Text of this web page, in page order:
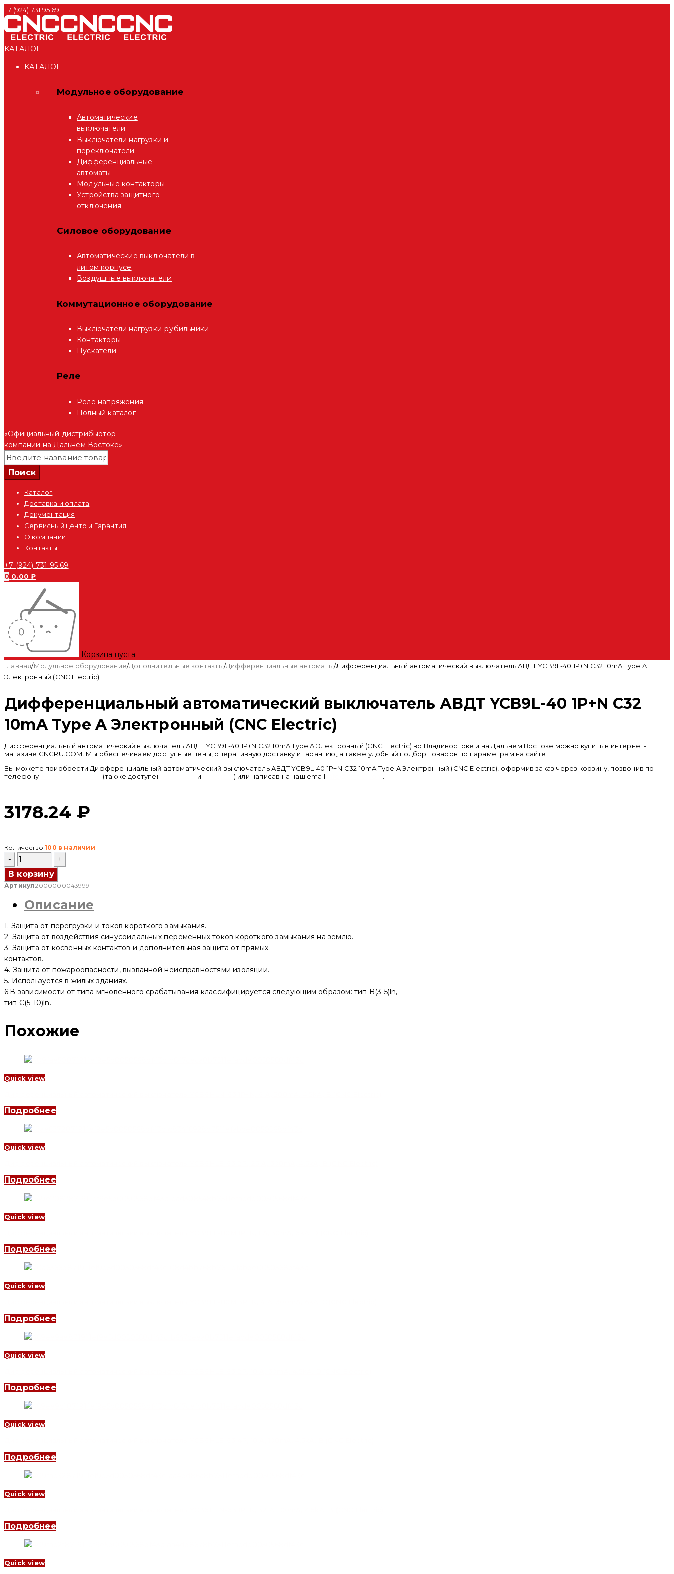
+7 (924) 731 95 69
КАТАЛОГ
КАТАЛОГ
Модульное оборудование
Автоматические
выключатели
Выключатели нагрузки и
переключатели
Дифференциальные
автоматы
Модульные контакторы
Устройства защитного
отключения
Силовое оборудование
Автоматические выключатели в
литом корпусе
Воздушные выключатели
Коммутационное оборудование
Выключатели нагрузки-рубильники
Контакторы
Пускатели
Реле
Реле напряжения
Полный каталог
«Официальный дистрибьютор
компании на Дальнем Востоке»
Каталог
Доставка и оплата
Документация
Сервисный центр и Гарантия
О компании
Контакты
+7 (924) 731 95 69
0 0.00₽
Корзина пуста
Главная/Модульное оборудование/Дополнительные контакты/Дифференциальные автоматы/Дифференциальный автоматический выключатель АВДТ YCB9L-40 1P+N С32 10mA Type A
Электронный (CNC Electric)
Дифференциальный автоматический выключатель АВДТ YCB9L-40 1P+N С32
10mA Type A Электронный (CNC Electric)
Дифференциальный автоматический выключатель АВДТ YCB9L-40 1P+N С32 10mA Type A Электронный (CNC Electric) во Владивостоке и на Дальнем Востоке можно купить в интернет-
магазине CNCRU.COM. Мы обеспечиваем доступные цены, оперативную доставку и гарантию, а также удобный подбор товаров по параметрам на сайте.
Вы можете приобрести Дифференциальный автоматический выключатель АВДТ YCB9L-40 1P+N С32 10mA Type A Электронный (CNC Electric), оформив заказ через корзину, позвонив по
телефону
(также доступен и ) или написав на наш email
3178.24 ₽
Количество 100 в наличии
Количество
товара
Дифференциальный
автоматический
выключатель
YCB9L-
40
С32
10mA
A
Электронный
(CNC
Electric)
В корзину
Артикул2000000043999
Описание
1. Защита от перегрузки и токов короткого замыкания.
2. Защита от воздействия синусоидальных переменных токов короткого замыкания на землю.
3. Защита от косвенных контактов и дополнительная защита от прямых
контактов.
4. Защита от пожароопасности, вызванной неисправностями изоляции.
5. Используется в жилых зданиях.
6.В зависимости от типа мгновенного срабатывания классифицируется следующим образом: тип B(3-5)ln,
тип C(5-10)ln.
Похожие
Quick view
Подробнее
Quick view
Подробнее
Quick view
Подробнее
Quick view
Подробнее
Quick view
Подробнее
Quick view
Подробнее
Quick view
Подробнее
Quick view